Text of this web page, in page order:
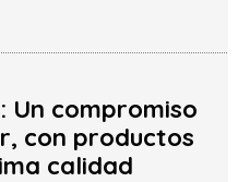
Un compromiso
con productos
calidad